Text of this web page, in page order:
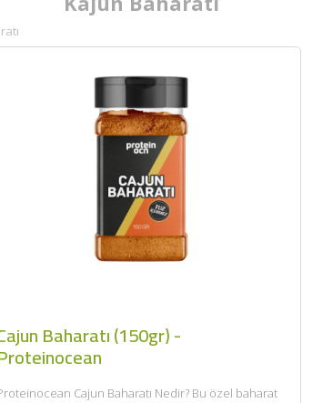
Baharatı (150gr) -
Cajun Baharatı Nedir? Bu özel baharat